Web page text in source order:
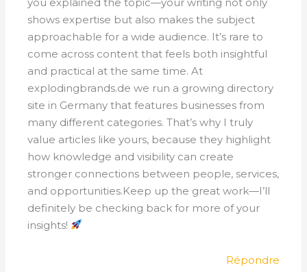
shows expertise but also makes the subject
approachable for a wide audience. It’s rare to
come across content that feels both insightful
and practical at the same time. At
explodingbrands.de we run a growing directory
site in Germany that features businesses from
many different categories. That’s why I truly
value articles like yours, because they highlight
how knowledge and visibility can create
stronger connections between people, services,
and opportunities.Keep up the great work—I’ll
definitely be checking back for more of your
insights!
Répondre